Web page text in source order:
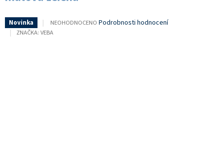
Novinka
PRŮMĚRNÉ
HODNOCENÍ
NEOHODNOCENO Podrobnosti hodnocení
ZNAČKA: VEBA